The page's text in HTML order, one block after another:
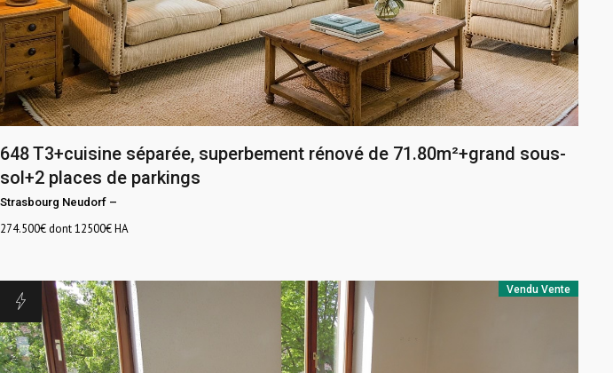
648T3+cuisine séparée, superbement rénové de 71.80m²+grand sous-
sol+2 places de parkings
Strasbourg Neudorf –
274.500€ dont 12500€ HA
Vendu Vente